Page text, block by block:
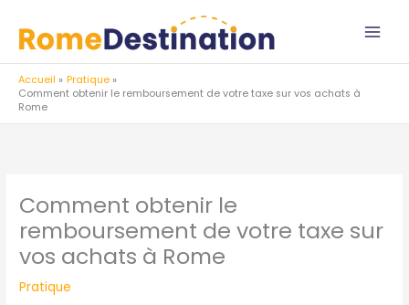
contenu
Accueil
Pratique
Comment obtenir le remboursement de votre taxe sur vos achats à
Rome
Comment obtenir le
remboursement de votre taxe sur
vos achats à Rome
Pratique